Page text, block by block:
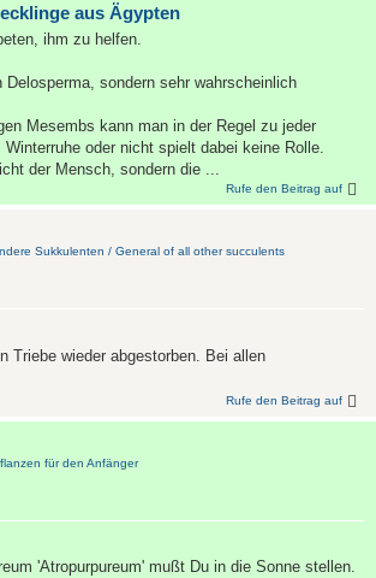
aus Ägypten
ihm zu helfen.
sondern sehr wahrscheinlich
Mesembs kann man in der Regel zu jeder
oder nicht spielt dabei keine Rolle.
der Mensch, sondern die ...
Rufe den Beitrag auf
Sukkulenten / General of all other succulents
Triebe wieder abgestorben. Bei allen
Rufe den Beitrag auf
für den Anfänger
'Atropurpureum' mußt Du in die Sonne stellen.